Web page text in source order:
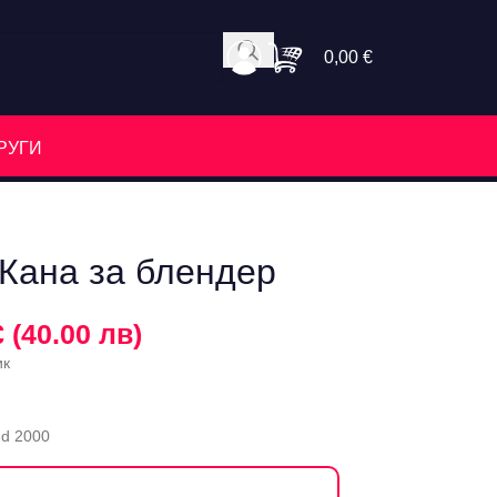
0,00 €
за блендер
(40.00 лв)
2000